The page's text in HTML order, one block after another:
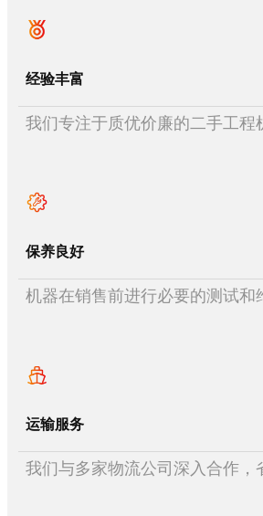
经验丰富
我们专注于质优价廉的二手工程
保养良好
机器在销售前进行必要的测试和
运输服务
我们与多家物流公司深入合作，